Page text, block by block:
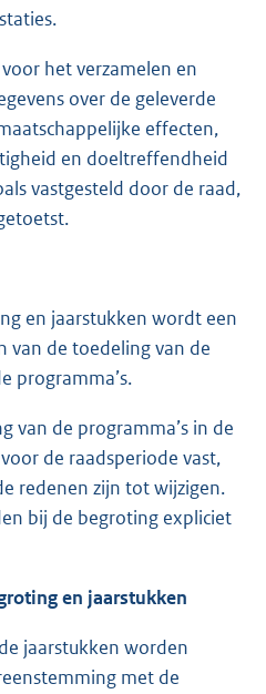
het verzamelen en
over de geleverde
effecten,
en doeltreffendheid
vastgesteld door de raad,
en jaarstukken wordt een
van de toedeling van de
programma’s.
van de programma’s in de
de raadsperiode vast,
redenen zijn tot wijzigen.
bij de begroting expliciet
en jaarstukken
jaarstukken worden
met de